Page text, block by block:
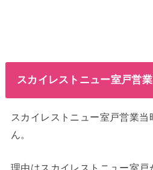
スカイレストニュー室戸営
スカイレストニュー室戸営業
ん。
理由はスカイレストニュー室